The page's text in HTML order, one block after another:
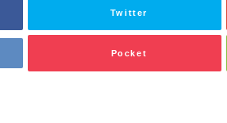
Twitter
Pocket